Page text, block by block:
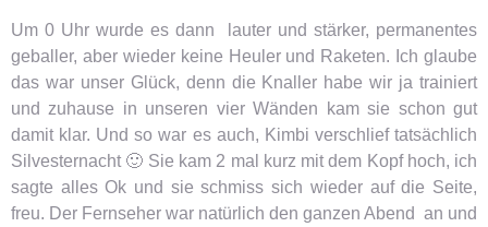
Um 0 Uhr wurde es dann lauter und stärker, permanentes
geballer, aber wieder keine Heuler und Raketen. Ich glaube
das war unser Glück, denn die Knaller habe wir ja trainiert
und zuhause in unseren vier Wänden kam sie schon gut
damit klar. Und so war es auch, Kimbi verschlief tatsächlich
Silvesternacht 🙂 Sie kam 2 mal kurz mit dem Kopf hoch, ich
sagte alles Ok und sie schmiss sich wieder auf die Seite,
freu. Der Fernseher war natürlich den ganzen Abend an und